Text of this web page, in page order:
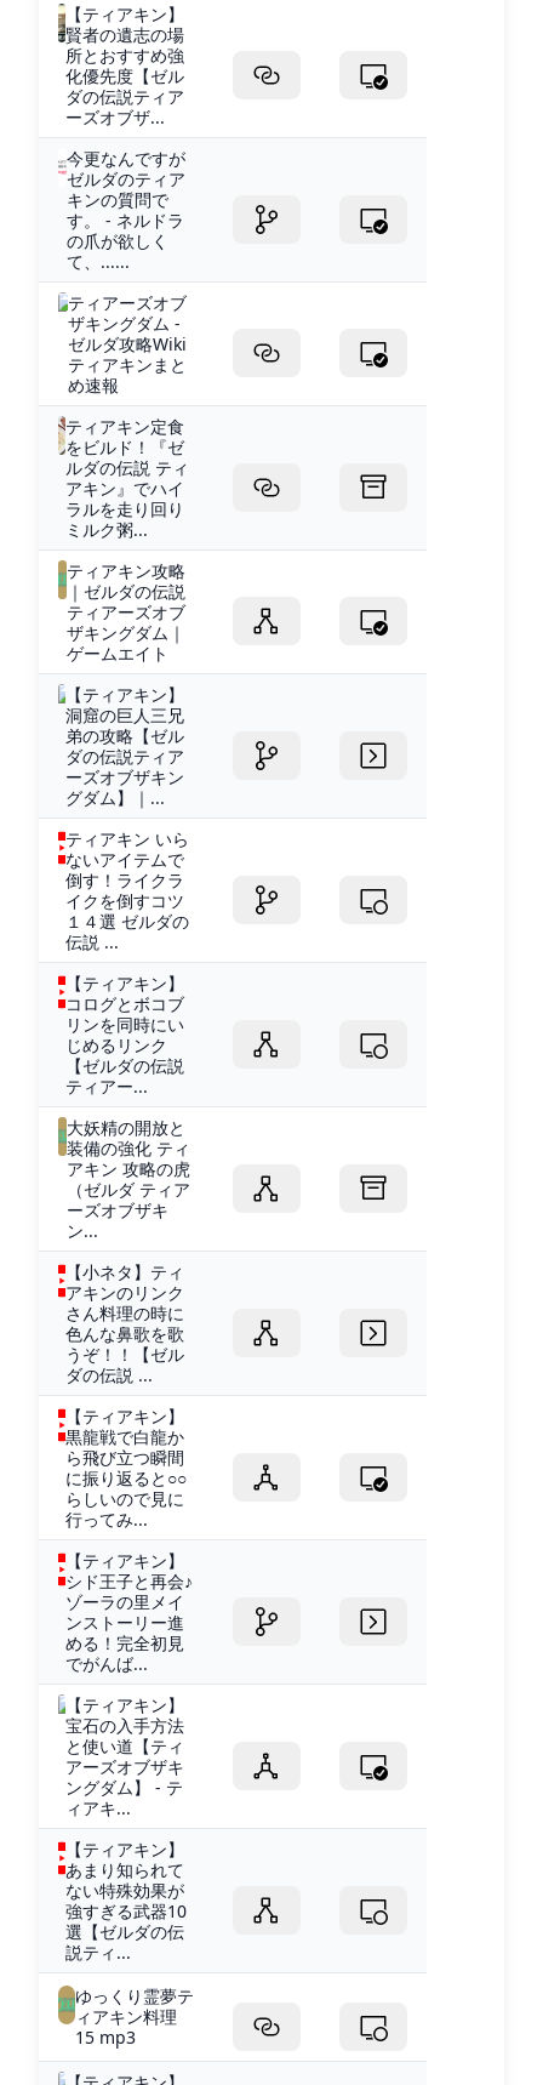
【ティアキン】
賢者の遺志の場
所とおすすめ強
化優先度【ゼル
ダの伝説ティア
ーズオブザ...
今更なんですが
ゼルダのティア
キンの質問で
す。 - ネルドラ
の爪が欲しく
て、......
ティアーズオブ
ザキングダム -
ゼルダ攻略Wiki
ティアキンまと
め速報
ティアキン定食
をビルド！『ゼ
ルダの伝説 ティ
アキン』でハイ
ラルを走り回り
ミルク粥...
ティアキン攻略
｜ゼルダの伝説
ティアーズオブ
ザキングダム｜
ゲームエイト
【ティアキン】
洞窟の巨人三兄
弟の攻略【ゼル
ダの伝説ティア
ーズオブザキン
グダム】｜...
ティアキン いら
ないアイテムで
倒す！ライクラ
イクを倒すコツ
１４選 ゼルダの
伝説 ...
【ティアキン】
コログとボコブ
リンを同時にい
じめるリンク
【ゼルダの伝説
ティアー...
大妖精の開放と
装備の強化 ティ
アキン 攻略の虎
（ゼルダ ティア
ーズオブザキ
ン...
【小ネタ】ティ
アキンのリンク
さん料理の時に
色んな鼻歌を歌
うぞ！！【ゼル
ダの伝説 ...
【ティアキン】
黒龍戦で白龍か
ら飛び立つ瞬間
に振り返ると○○
らしいので見に
行ってみ...
【ティアキン】
シド王子と再会♪
ゾーラの里メイ
ンストーリー進
める！完全初見
でがんば...
【ティアキン】
宝石の入手方法
と使い道【ティ
アーズオブザキ
ングダム】 - テ
ィアキ...
【ティアキン】
あまり知られて
ない特殊効果が
強すぎる武器10
選【ゼルダの伝
説ティ...
ゆっくり霊夢テ
ィアキン料理
15 mp3